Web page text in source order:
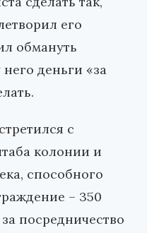
его
обмануть
деньги «за
с
колонии и
способного
– 350
посредничество